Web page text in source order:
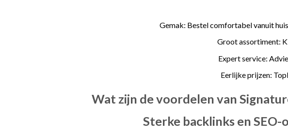
Gemak: Bestel comfortabel vanuit
Groot assortiment:
Expert service:
Eerlijke prijzen:
Wat zijn de voordelen van
Sterke backlinks en